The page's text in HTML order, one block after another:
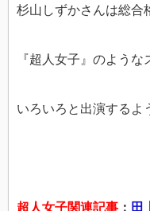
杉山しずかさんは総合
『超人女子』のよう
いろいろと出演するよ
超人女子関連記事 ： 田